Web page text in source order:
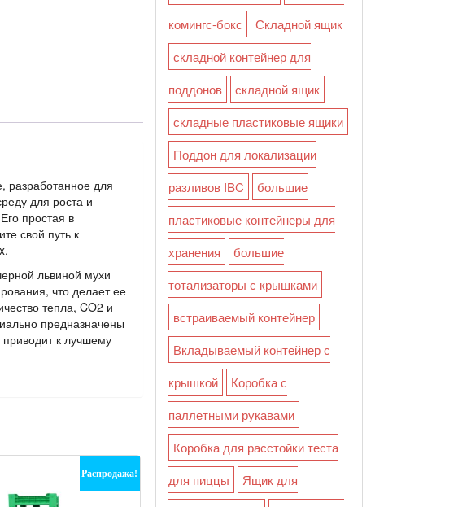
разработанное для
для роста и
простая в
свой путь к
львиной мухи
что делает ее
тепла, CO2 и
предназначены
к лучшему
Распродажа!
комингс-бокс
Складной ящик
складной контейнер для
поддонов
складной ящик
складные пластиковые ящики
Поддон для локализации
разливов IBC
большие
пластиковые контейнеры для
хранения
большие
тотализаторы с крышками
встраиваемый контейнер
Вкладываемый контейнер с
крышкой
Коробка с
паллетными рукавами
Коробка для расстойки теста
для пиццы
Ящик для